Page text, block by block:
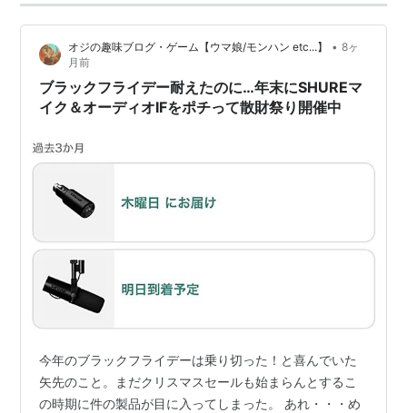
重要な要素の一つです。今回のセー…
オジの趣味ブログ・ゲーム【ウマ娘/モンハン etc...】 • 8ヶ
月前
ブラックフライデー耐えたのに…年末にSHUREマ
イク＆オーディオIFをポチって散財祭り開催中
今年のブラックフライデーは乗り切った！と喜んでいた
矢先のこと。まだクリスマスセールも始まらんとするこ
の時期に件の製品が目に入ってしまった。 あれ・・・め